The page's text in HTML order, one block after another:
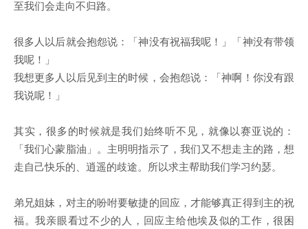
至我们会走向不归路。
很多人以后就会抱怨说：「神没有祝福我呢！」「神没有带领
我呢！」
我想更多人以后见到主的时候，会抱怨说：「神啊！你没有跟
我说呢！」
其实，很多的时候就是我们始终听不见，就像以赛亚说的：
「我们心蒙脂油」。主明明指示了，我们又不想走主的路，想
走自己快乐的、逍遥的歧途。所以求主帮助我们学习约瑟。
弟兄姐妹，对主的吩咐要敏捷的回应，才能够真正得到主的祝
福。我亲眼看过不少的人，回应主给他埃及似的工作，很困